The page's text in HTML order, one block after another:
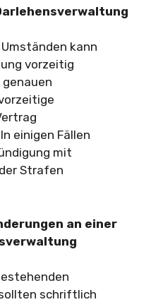
kann
vorzeitig
einigen Fällen
mit
Strafen
an einer
schriftlich